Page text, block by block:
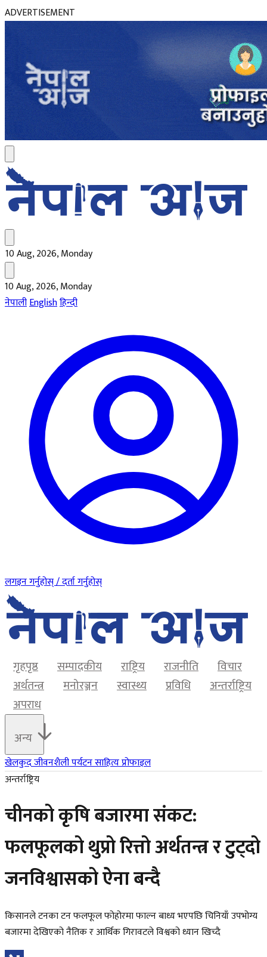
ADVERTISEMENT
10 Aug, 2026, Monday
10 Aug, 2026, Monday
नेपालीEnglishहिन्दी
लगइन गर्नुहोस् / दर्ता गर्नुहोस्
गृहपृष्ठ सम्पादकीय राष्ट्रिय राजनीति
विचार
अर्थतन्त्र
मनोरञ्जन स्वास्थ्य प्रविधि
अन्तर्राष्ट्रिय
अपराध
अन्य
खेलकुदजीवनशैलीपर्यटनसाहित्यप्रोफाइल
अन्तर्राष्ट्रिय
चीनको कृषि बजारमा संकट:
फलफूलको थुप्रो रित्तो अर्थतन्त्र र टुट्दो
जनविश्वासको ऐना बन्दै
किसानले टनका टन फलफूल फोहोरमा फाल्न बाध्य भएपछि चिनियाँ उपभोग्य
बजारमा देखिएको नैतिक र आर्थिक गिरावटले विश्वको ध्यान खिच्दै